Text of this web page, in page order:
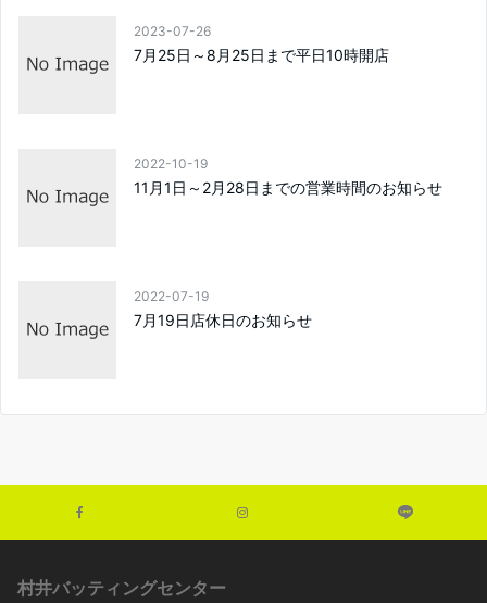
2023-07-26
7月25日～8月25日まで平日10時開店
2022-10-19
11月1日～2月28日までの営業時間のお知らせ
2022-07-19
7月19日店休日のお知らせ
村井バッティングセンター